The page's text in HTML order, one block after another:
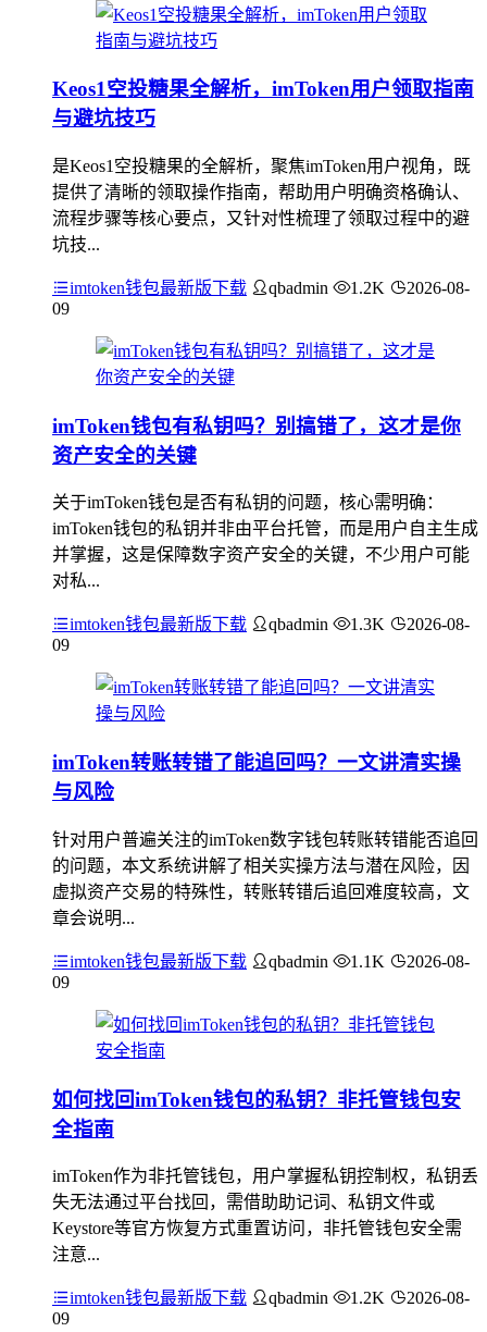
Keos1空投糖果全解析，imToken用户领取指南
与避坑技巧
是Keos1空投糖果的全解析，聚焦imToken用户视角，既
提供了清晰的领取操作指南，帮助用户明确资格确认、
流程步骤等核心要点，又针对性梳理了领取过程中的避
坑技...
imtoken钱包最新版下载 qbadmin 1.2K
2026-08-
09
imToken钱包有私钥吗？别搞错了，这才是你
资产安全的关键
关于imToken钱包是否有私钥的问题，核心需明确：
imToken钱包的私钥并非由平台托管，而是用户自主生成
并掌握，这是保障数字资产安全的关键，不少用户可能
对私...
imtoken钱包最新版下载 qbadmin 1.3K
2026-08-
09
imToken转账转错了能追回吗？一文讲清实操
与风险
针对用户普遍关注的imToken数字钱包转账转错能否追回
的问题，本文系统讲解了相关实操方法与潜在风险，因
虚拟资产交易的特殊性，转账转错后追回难度较高，文
章会说明...
imtoken钱包最新版下载 qbadmin 1.1K
2026-08-
09
如何找回imToken钱包的私钥？非托管钱包安
全指南
imToken作为非托管钱包，用户掌握私钥控制权，私钥丢
失无法通过平台找回，需借助助记词、私钥文件或
Keystore等官方恢复方式重置访问，非托管钱包安全需
注意...
imtoken钱包最新版下载 qbadmin 1.2K
2026-08-
09